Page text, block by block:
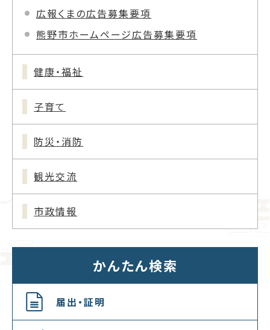
広報くまの広告募集要項
熊野市ホームページ広告募集要項
健康・福祉
子育て
防災・消防
観光交流
市政情報
かんたん検索
届出・証明